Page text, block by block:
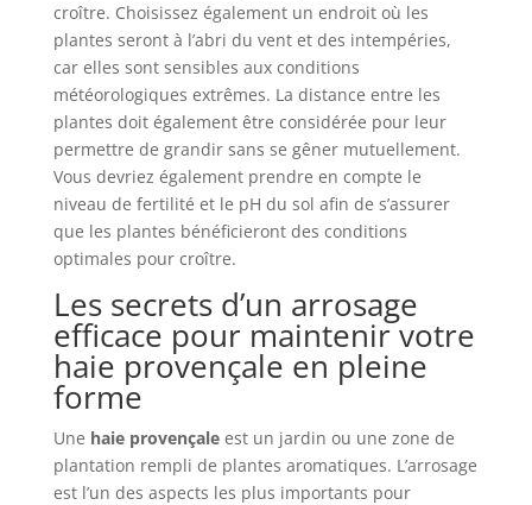
croître. Choisissez également un endroit où les
plantes seront à l’abri du vent et des intempéries,
car elles sont sensibles aux conditions
météorologiques extrêmes. La distance entre les
plantes doit également être considérée pour leur
permettre de grandir sans se gêner mutuellement.
Vous devriez également prendre en compte le
niveau de fertilité et le pH du sol afin de s’assurer
que les plantes bénéficieront des conditions
optimales pour croître.
Les secrets d’un arrosage
efficace pour maintenir votre
haie provençale en pleine
forme
Une haie provençaleest un jardin ou une zone de
plantation rempli de plantes aromatiques. L’arrosage
est l’un des aspects les plus importants pour